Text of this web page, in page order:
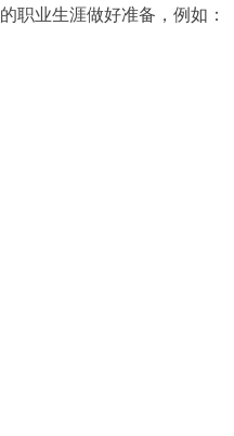
职业生涯做好准备，例如：